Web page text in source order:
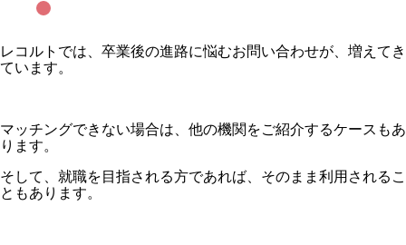
レコルトでは、卒業後の進路に悩むお問い合わせが、増えてき
ています。
マッチングできない場合は、他の機関をご紹介するケースもあ
ります。
そして、就職を目指される方であれば、そのまま利用されるこ
ともあります。